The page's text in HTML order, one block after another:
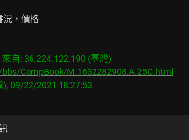
況，價格
自: 36.224.122.190 (臺灣)
CompBook/M.1632282908.A.25C.html